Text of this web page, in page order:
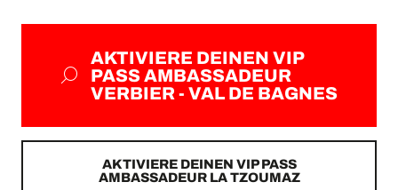
AKTIVIERE DEINEN VIP
PASS AMBASSADEUR
VERBIER - VAL DE BAGNES
AKTIVIERE DEINEN VIP PASS
AMBASSADEUR LA TZOUMAZ